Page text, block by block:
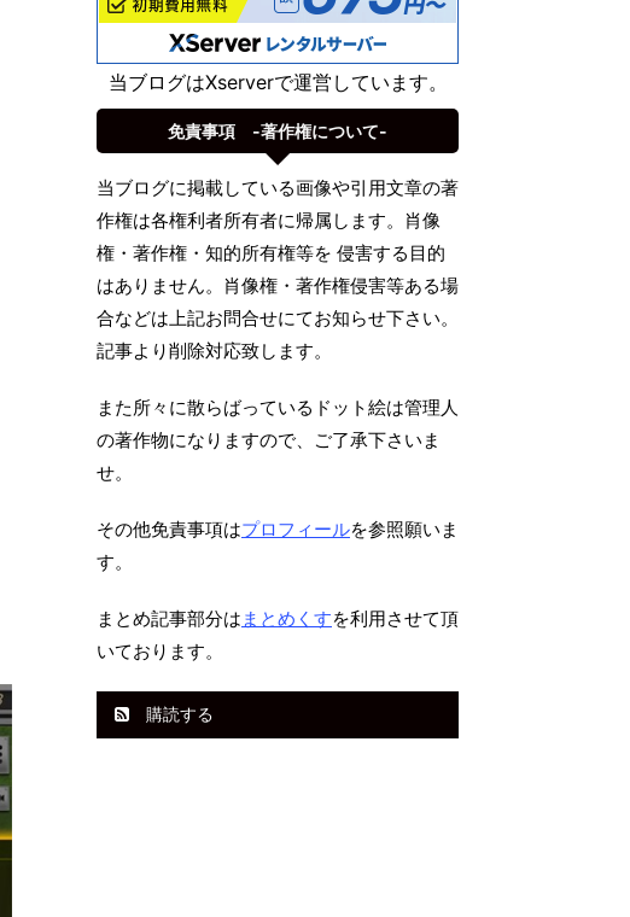
当ブログはXserverで運営しています。
免責事項 -著作権について-
当ブログに掲載している画像や引用文章の著
作権は各権利者所有者に帰属します。肖像
権・著作権・知的所有権等を 侵害する目的
はありません。肖像権・著作権侵害等ある場
合などは上記お問合せにてお知らせ下さい。
記事より削除対応致します。
また所々に散らばっているドット絵は管理人
の著作物になりますので、ご了承下さいま
せ。
その他免責事項はプロフィールを参照願いま
す。
まとめ記事部分は まとめくすを利用させて頂
いております。
購読する